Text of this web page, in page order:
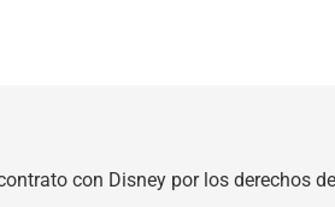
con Disney por los derechos